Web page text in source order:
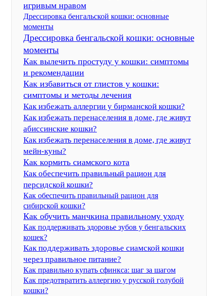
игривым нравом
Дрессировка бенгальской кошки: основные
моменты
Дрессировка бенгальской кошки: основные
моменты
Как вылечить простуду у кошки: симптомы
и рекомендации
Как избавиться от глистов у кошки:
симптомы и методы лечения
Как избежать аллергии у бирманской кошки?
Как избежать перенаселения в доме, где живут
абиссинские кошки?
Как избежать перенаселения в доме, где живут
мейн-куны?
Как кормить сиамского кота
Как обеспечить правильный рацион для
персидской кошки?
Как обеспечить правильный рацион для
сибирской кошки?
Как обучить манчкина правильному уходу
Как поддерживать здоровье зубов у бенгальских
кошек?
Как поддерживать здоровье сиамской кошки
через правильное питание?
Как правильно купать сфинкса: шаг за шагом
Как предотвратить аллергию у русской голубой
кошки?